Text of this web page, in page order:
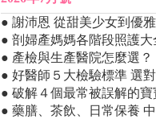
● 謝沛恩 從甜美少女到優
● 剖婦產媽媽各階段照護大
● 產檢與生產醫院怎麼選？
● 好醫師５大檢驗標準 選
● 破解４個最常被誤解的寶
● 藥膳、茶飲、日常保養